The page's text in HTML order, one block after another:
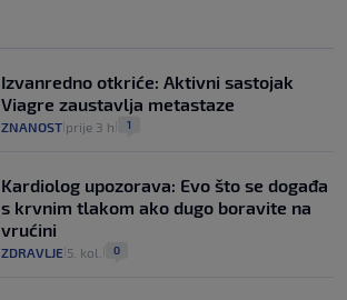
Izvanredno otkriće: Aktivni sastojak
Viagre zaustavlja metastaze
ZNANOST prije 3 h 1
Kardiolog upozorava: Evo što se događa
s krvnim tlakom ako dugo boravite na
vrućini
ZDRAVLJE 5. kol. 0